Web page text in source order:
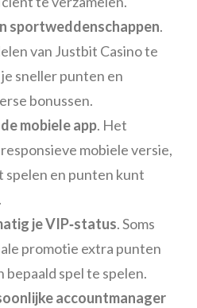
sportweddenschappen.
van Justbit Casino te
sneller punten en
bonussen.
mobiele app. Het
mobiele versie,
spelen en punten kunt
je VIP‑status. Soms
promotie extra punten
spel te spelen.
accountmanager